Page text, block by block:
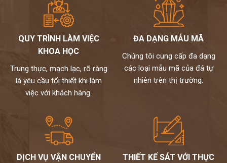
Bàn đá lavabolà sản phẩm cần thiết cho mọi không gian phòng
tắm.Với ưu điểm chịu được nước, không bị cong vênh khi thời tiết
thay đổi, không bám bẩn ẩm mốc, hoàn toàn thích nghi mọi chất
tẩy rửa, khả năng chịu lực tốt, bề mặt bàn đá có độ bóng cao mang
đến thẩm mỹ và sự tiện lợi cho gia đình bạn.
Một thiết bị ưu việt nhưng lại có mức giá khá rẻ nên bàn đá lavabo
được nhiều gia đình lựa chọn.
Và để được tư vấn chi tiết hay tham khảo thêm nhiều mẫu bàn
0972101656 - 0946916986. Chúng tôi luôn sẵn sàng giải đáp
mọi thắc mắc của bạn 24/7.
QUY TRÌNH LÀM VIỆC
KHOA HỌC
Trung thực, mạch lạc, rõ ràng
là yêu cầu tối thiết khi làm
việc với khách hàng.
ĐA DẠNG MẪU MÃ
Chúng tôi cung cấp đa dạng
các loại mẫu mã của đá tự
nhiên trên thị trường.
DỊCH VỤ VẬN CHUYỂN
THIẾT KẾ SÁT VỚI THỰC